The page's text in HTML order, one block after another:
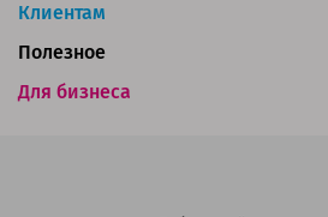
Клиентам
Для бизнеса
Полезное